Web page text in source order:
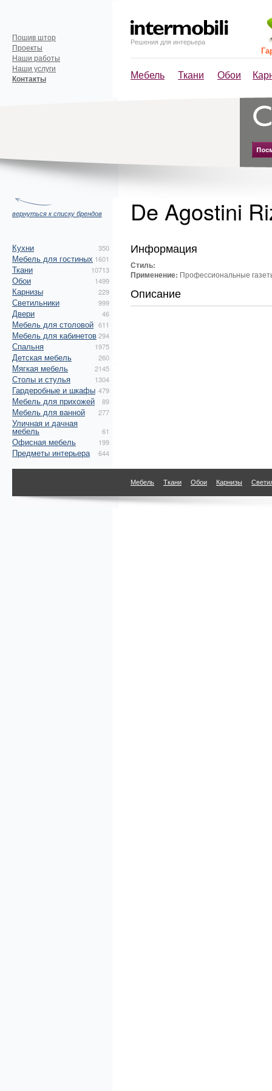
Решения для интерьера
Мебель Ткани Обои
Пошив штор
Проекты
Наши работы
Наши услуги
Контакты
вернуться к списку брендов
Кухни 350
Мебель для гостиных 1601
Ткани 10713
Обои 1499
Карнизы 229
Светильники 999
Двери 46
Мебель для столовой 611
Мебель для кабинетов294
Спальня 1975
Детская мебель 260
Мягкая мебель 2145
Столы и стулья 1304
Гардеробные и шкафы 479
Мебель для прихожей 89
Мебель для ванной 277
Уличная и дачная
мебель 61
Офисная мебель 199
Предметы интерьера 644
De Agostini
Информация
Стиль:
Применение: Профессиональные
Описание
Мебель Ткани Обои Карнизы